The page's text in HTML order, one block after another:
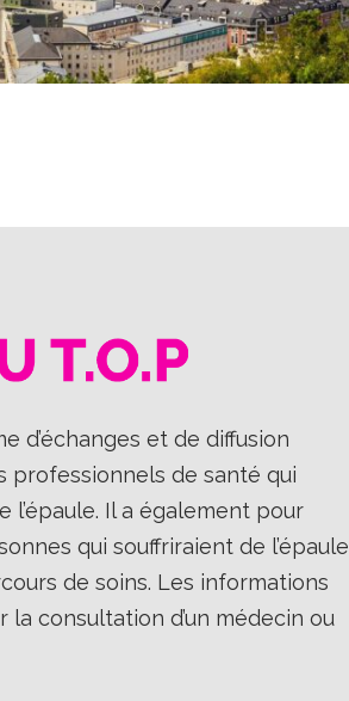
d’échanges et de diffusion
professionnels de santé qui
l’épaule. Il a également pour
qui souffriraient de l’épaule
de soins. Les informations
consultation d’un médecin ou